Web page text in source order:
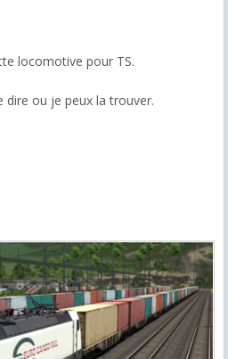
locomotive pour TS.
dire ou je peux la trouver.